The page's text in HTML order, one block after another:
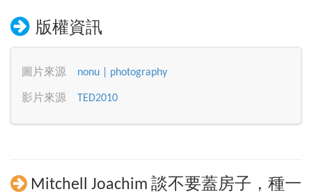
版權資訊
圖片來源 nonu | photography
影片來源 TED2010
Mitchell Joachim 談不要蓋房子，種一